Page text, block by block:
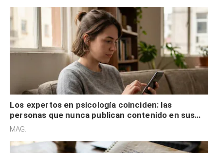
Los expertos en psicología coinciden: las
personas que nunca publican contenido en sus
redes sociales no pretenden buscar validación
MAG.